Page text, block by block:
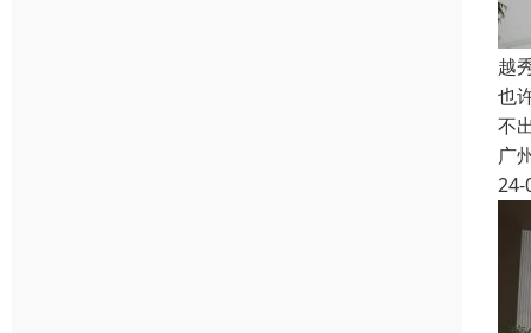
越
也
不
广
24-